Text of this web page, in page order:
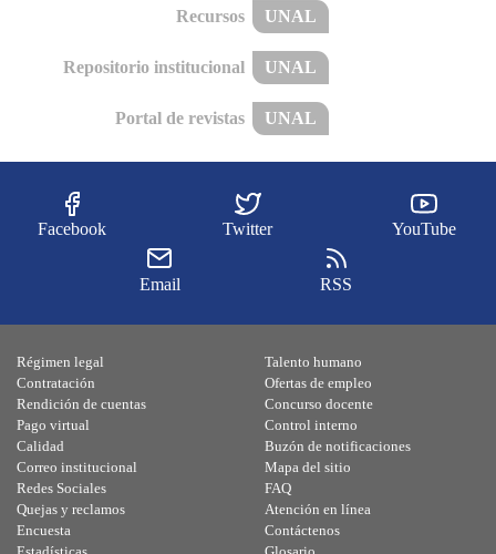
Recursos UNAL
Repositorio institucional UNAL
Portal de revistas UNAL
Facebook Twitter YouTube
Email RSS
Régimen legal
Contratación
Rendición de cuentas
Pago virtual
Calidad
Talento humano
Ofertas de empleo
Concurso docente
Control interno
Buzón de notificaciones
Correo institucional
Redes Sociales
Quejas y reclamos
Encuesta
Mapa del sitio
FAQ
Atención en línea
Contáctenos